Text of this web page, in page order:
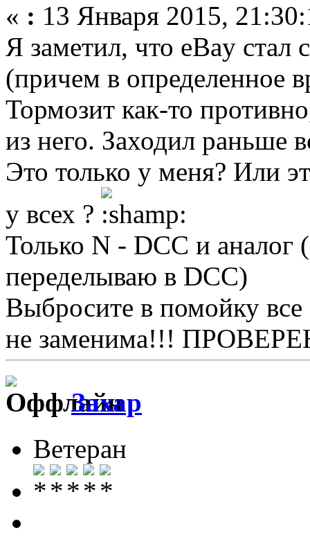
« : 13 Января 2015,
Я заметил, что eBay стал
(причем в определенное
Тормозит как-то
из него. Заходил раньше
Это только у меня? Или
у всех ?
Только N - DCC и аналог
переделываю в DCC)
Выбросите в помойку
не заменима!!!
Захар
Ветеран